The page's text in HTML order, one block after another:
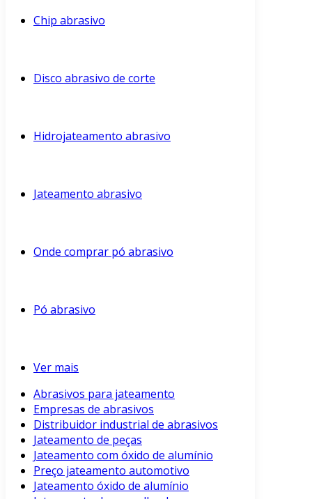
Chip abrasivo
Disco abrasivo de corte
Hidrojateamento abrasivo
Jateamento abrasivo
Onde comprar pó abrasivo
Pó abrasivo
Ver mais
Abrasivos para jateamento
Empresas de abrasivos
Distribuidor industrial de abrasivos
Jateamento de peças
Jateamento com óxido de alumínio
Preço jateamento automotivo
Jateamento óxido de alumínio